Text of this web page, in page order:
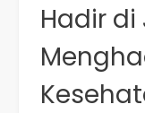
Hadir di